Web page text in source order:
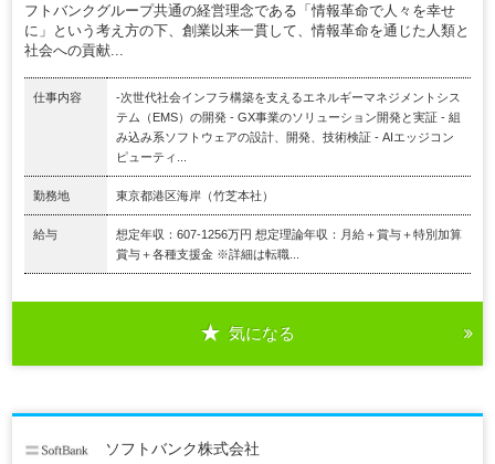
フトバンクグループ共通の経営理念である「情報革命で人々を幸せ
に」という考え方の下、創業以来一貫して、情報革命を通じた人類と
社会への貢献...
仕事内容
-次世代社会インフラ構築を支えるエネルギーマネジメントシス
テム（EMS）の開発 - GX事業のソリューション開発と実証 - 組
み込み系ソフトウェアの設計、開発、技術検証 - AIエッジコン
ピューティ...
勤務地 東京都港区海岸（竹芝本社）
給与
想定年収：607-1256万円 想定理論年収：月給＋賞与＋特別加算
賞与＋各種支援金 ※詳細は転職...
気になる
ソフトバンク株式会社